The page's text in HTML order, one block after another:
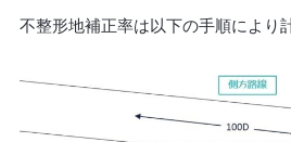
不整形地補正率は以下の手順により